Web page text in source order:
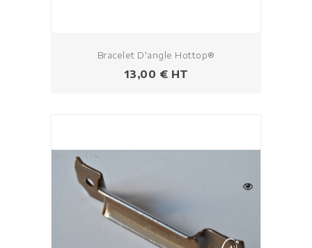
Bracelet D'angle Hottop®
Prix
13,00 € HT